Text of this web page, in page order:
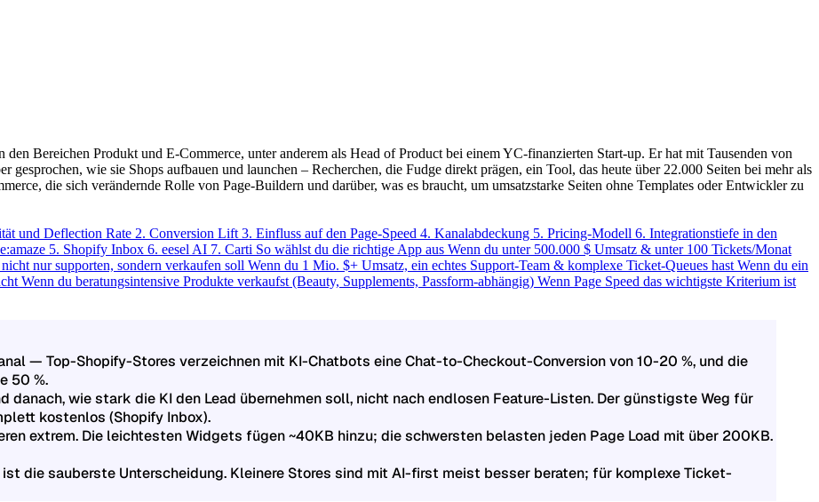
Bereichen Produkt und E-Commerce, unter anderem als Head of Product bei einem YC-finanzierten Start-up. Er hat mit Tausenden von
wie sie Shops aufbauen und launchen – Recherchen, die Fudge direkt prägen, ein Tool, das heute über 22.000 Seiten bei mehr als
die sich verändernde Rolle von Page-Buildern und darüber, was es braucht, um umsatzstarke Seiten ohne Templates oder Entwickler zu
und Deflection Rate 2. Conversion Lift 3. Einfluss auf den Page-Speed 4. Kanalabdeckung 5. Pricing-Modell 6. Integrationstiefe in den
5. Shopify Inbox 6. eesel AI 7. Carti So wählst du die richtige App aus Wenn du unter 500.000 $ Umsatz & unter 100 Tickets/Monat
nur supporten, sondern verkaufen soll Wenn du 1 Mio. $+ Umsatz, ein echtes Support-Team & komplexe Ticket-Queues hast Wenn du ein
Wenn du beratungsintensive Produkte verkaufst (Beauty, Supplements, Passform-abhängig) Wenn Page Speed das wichtigste Kriterium ist
— Top-Shopify-Stores verzeichnen mit KI-Chatbots eine Chat-to-Checkout-Conversion von 10-20 %, und die
50 %.
danach, wie stark die KI den Lead übernehmen soll, nicht nach endlosen Feature-Listen. Der günstigste Weg für
kostenlos (Shopify Inbox).
extrem. Die leichtesten Widgets fügen ~40KB hinzu; die schwersten belasten jeden Page Load mit über 200KB.
die sauberste Unterscheidung. Kleinere Stores sind mit AI-first meist besser beraten; für komplexe Ticket-